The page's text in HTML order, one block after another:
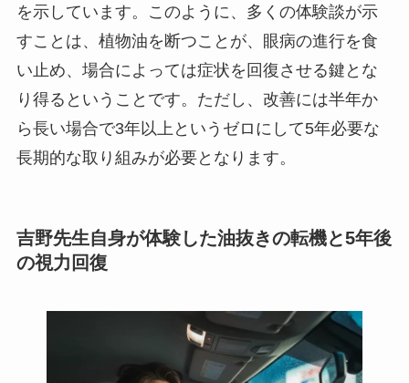
を示しています。このように、多くの体験談が示
すことは、植物油を断つことが、眼病の進行を食
い止め、場合によっては症状を回復させる鍵とな
り得るということです。ただし、改善には半年か
ら長い場合で3年以上というゼロにして5年必要な
長期的な取り組みが必要となります。
吉野先生自身が体験した油抜きの転機と5年後
の視力回復